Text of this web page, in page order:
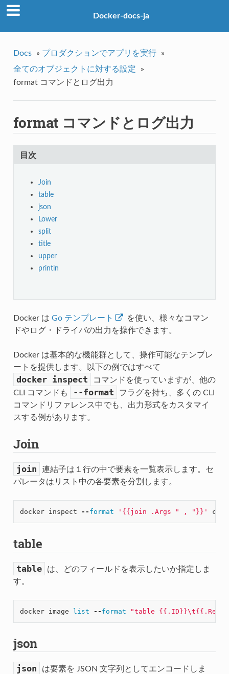
Docker-docs-ja
Docs » プロダクションでアプリを実行
»
全てのオブジェクトに対する設定
»
format コマンドとログ出力
format コマンドとログ出力
目次
Join
table
json
Lower
split
title
upper
println
Docker は Go テンプレート
を使い、様々なコマン
ドやログ・ドライバの出力を操作できます。
Docker は基本的な機能群として、操作可能なテンプレ
ートを提供します。以下の例ではすべて
docker inspect
コマンドを使っていますが、他の
CLI コマンドも
--format
フラグを持ち、多くの CLI
コマンドリファレンス中でも、出力形式をカスタマイ
スする例があります。
Join
join
連結子は１行の中で要素を一覧表示します。セ
パレータはリスト中の各要素を分割します。
docker inspect -- format '{{join .Args " , "}}'
table
table
は、どのフィールドを表示したいか指定しま
す。
docker image list -- format "table {{.ID}}\t
json
json
は要素を JSON 文字列としてエンコードしま